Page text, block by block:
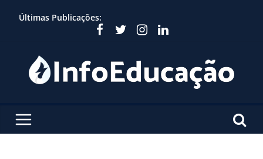
Últimas Publicações: